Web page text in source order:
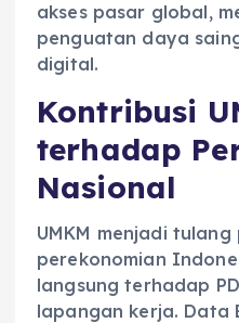
akses pasar global,
penguatan daya
digital.
Kontribusi
terhadap
Nasional
UMKM menjadi
perekonomian
langsung terhadap
lapangan kerja. Data